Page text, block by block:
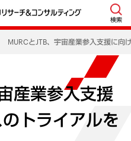
検索
MURCとJTB、宇宙産業参入支援に向
産業参入支援
トライアルを